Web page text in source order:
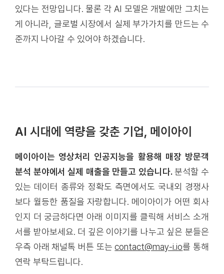
있다는 전망입니다. 물론 각 AI 모델은 개발에만 그치는
게 아니라, 글로벌 시장에서 실제 부가가치를 만드는 수
준까지 나아갈 수 있어야 하겠습니다.
AI 시대에 역량을 갖춘 기업, 메이아이
메이아이는 영상처리 인공지능을 활용해 매장 방문객
분석 분야에서 실제 매출을 만들고 있습니다.분석할 수
있는 데이터 종류와 정확도 측면에서도 국내외 경쟁사
보다 월등한 품질을 자랑합니다. 메이아이가 어떤 회사
인지 더 궁금하다면 아래 이미지를 클릭해 서비스 소개
서를 받아보세요. 더 깊은 이야기를 나누고 싶은 분들은
우측 아래 채널톡 버튼 또는contact@may-i.io를 통해
연락 부탁드립니다.